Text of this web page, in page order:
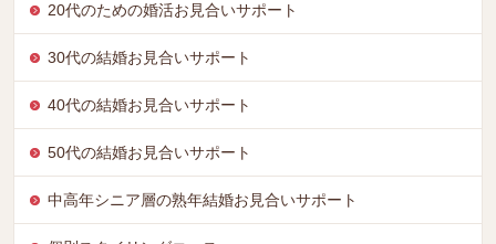
20代のための婚活お見合いサポート
30代の結婚お見合いサポート
40代の結婚お見合いサポート
50代の結婚お見合いサポート
中高年シニア層の熟年結婚お見合いサポート